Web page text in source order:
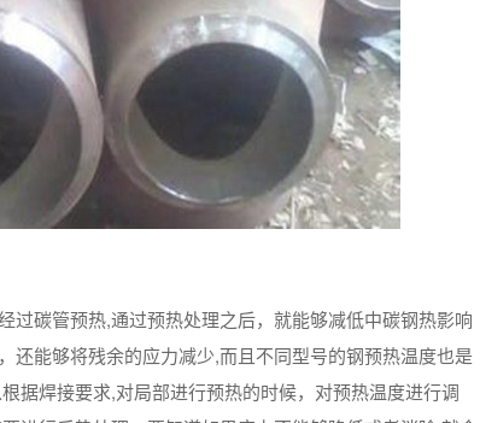
过碳管预热,通过预热处理之后，就能够减低中碳钢热影响
还能够将残余的应力减少,而且不同型号的钢预热温度也是
据焊接要求,对局部进行预热的时候，对预热温度进行调